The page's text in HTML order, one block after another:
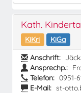
Kath.
KiKri
KiGa
Anschrift:
Ansprechp.:
Telefon: 0951-
E-Mail: st-